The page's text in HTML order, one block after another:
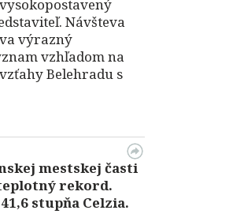
Návšteva
výrazný
vzhľadom na
Belehradu s
mestskej časti
rekord.
41,6 stupňa Celzia.